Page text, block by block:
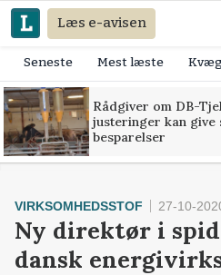
Læs e-avisen
Seneste Mest læste Kvæg
Rådgiver om DB-
justeringer kan give
besparelser
VIRKSOMHEDSSTOF 27-10-
Ny direktør i
dansk